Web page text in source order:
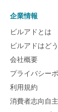
企業情報
ビルアドとは
ビルアドはど
会社概要
プライバシー
利用規約
消費者志向自